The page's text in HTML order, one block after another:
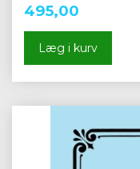
495,00
Læg i kurv